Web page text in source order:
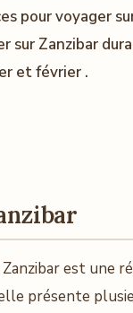
pour voyager
sur Zanzibar
et février .
Zanzibar est une
présente